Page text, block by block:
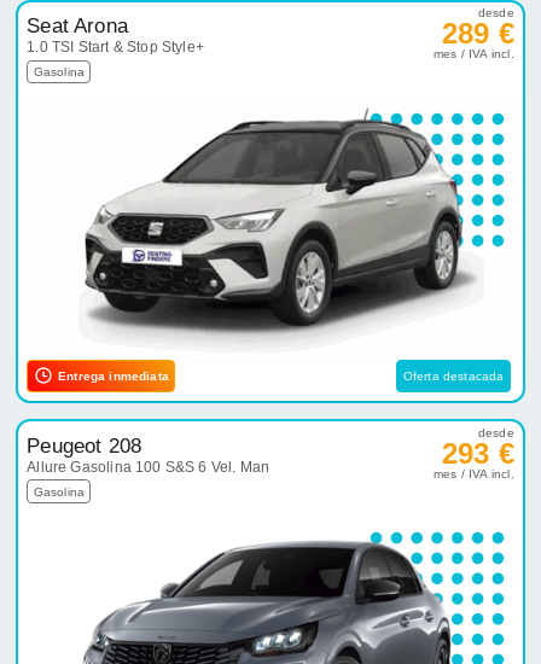
Seat Arona
1.0 TSI Start & Stop Style+
Gasolina
desde
289 €
mes / IVA incl.
Entrega inmediata Oferta destacada
Peugeot 208
Allure Gasolina 100 S&S 6 Vel. Man
Gasolina
desde
293 €
mes / IVA incl.